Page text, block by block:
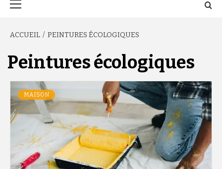
ACCUEIL PEINTURES ÉCOLOGIQUES
Peintures écologiques
MAISON